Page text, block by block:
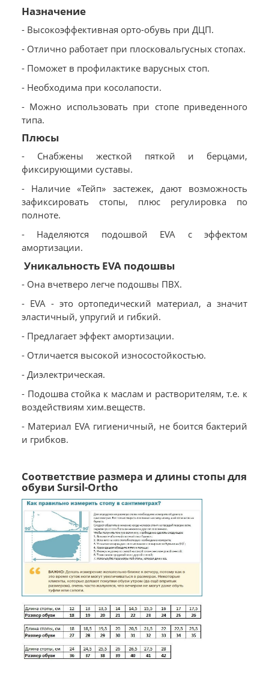
Назначение
- Высокоэффективная орто-обувь при ДЦП.
- Отлично работает при плосковальгусных стопах.
- Поможет в профилактике варусных стоп.
- Необходима при косолапости.
- Можно использовать при стопе приведенного
типа.
Плюсы
- Снабжены жесткой пяткой и берцами,
фиксирующими суставы.
- Наличие «Тейп» застежек, дают возможность
зафиксировать стопы, плюс регулировка по
полноте.
- Наделяются подошвой EVA с эффектом
амортизации.
Уникальность EVA подошвы
- Она вчетверо легче подошвы ПВХ.
- EVA - это ортопедический материал, а значит
эластичный, упругий и гибкий.
- Предлагает эффект амортизации.
- Отличается высокой износостойкостью.
- Диэлектрическая.
- Подошва стойка к маслам и растворителям, т.е. к
воздействиям хим.веществ.
- Материал EVA гигиеничный, не боится бактерий
и грибков.
Соответствие размера и длины стопы для
обуви Sursil-Ortho